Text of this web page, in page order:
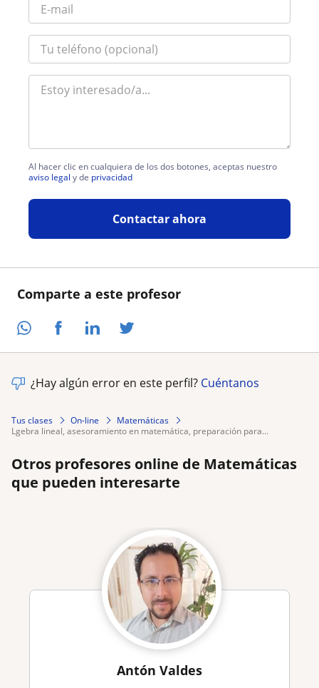
Comparte a este profesor
Al hacer clic en cualquiera de los dos botones, aceptas nuestro
aviso legal y de privacidad
Contactar ahora
¿Hay algún error en este perfil? Cuéntanos
Tus clases On-line
Matemáticas
lgebra lineal, asesoramiento en matemática, preparación para...
Otros profesores online de Matemáticas
que pueden interesarte
Antón Valdes